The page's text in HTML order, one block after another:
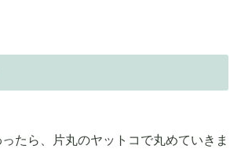
たら、片丸のヤットコで丸めていきま